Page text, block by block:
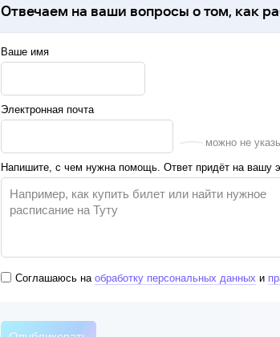
Отвечаем на ваши вопросы о том, как
Ваше имя
Электронная почта
можно не
Напишите, с чем нужна помощь. Ответ придёт на вашу
Соглашаюсь на обработку персональных данных и